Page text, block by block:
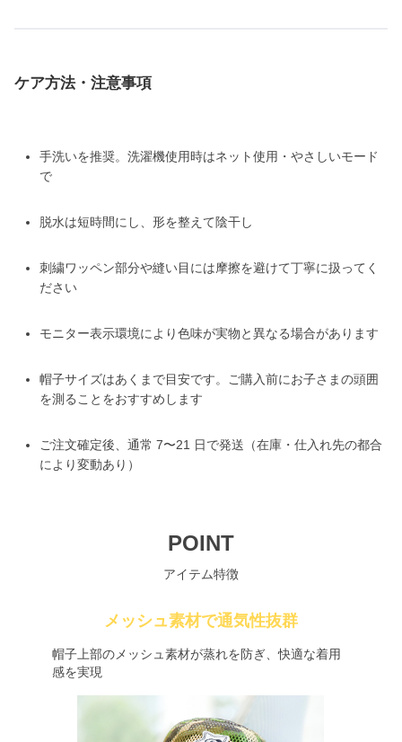
ケア方法・注意事項
手洗いを推奨。洗濯機使用時はネット使用・やさしいモード
で
脱水は短時間にし、形を整えて陰干し
刺繍ワッペン部分や縫い目には摩擦を避けて丁寧に扱ってく
ださい
モニター表示環境により色味が実物と異なる場合があります
帽子サイズはあくまで目安です。ご購入前にお子さまの頭囲
を測ることをおすすめします
ご注文確定後、通常 7〜21 日で発送（在庫・仕入れ先の都合
により変動あり）
POINT
アイテム特徴
メッシュ素材で通気性抜群
帽子上部のメッシュ素材が蒸れを防ぎ、快適な着用
感を実現